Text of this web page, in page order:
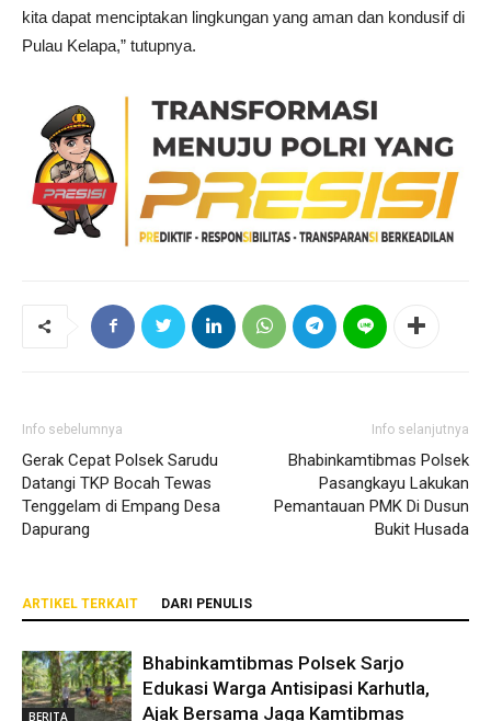
kita dapat menciptakan lingkungan yang aman dan kondusif di
Pulau Kelapa,” tutupnya.
Info sebelumnya
Gerak Cepat Polsek Sarudu
Datangi TKP Bocah Tewas
Tenggelam di Empang Desa
Dapurang
Info selanjutnya
Bhabinkamtibmas Polsek
Pasangkayu Lakukan
Pemantauan PMK Di Dusun
Bukit Husada
ARTIKEL TERKAIT DARI PENULIS
BERITA
Bhabinkamtibmas Polsek Sarjo
Edukasi Warga Antisipasi Karhutla,
Ajak Bersama Jaga Kamtibmas